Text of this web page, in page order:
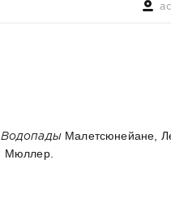
Водопады Малетсюнейане,
Мюллер.